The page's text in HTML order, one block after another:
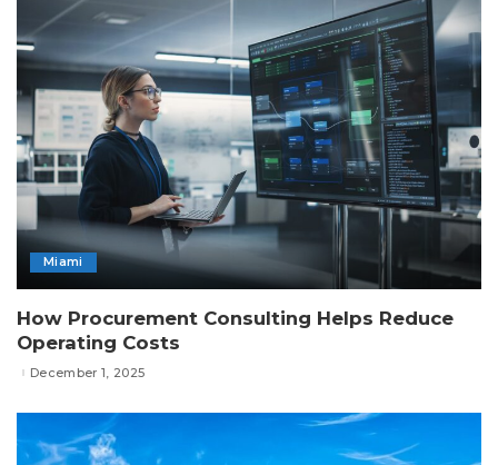
Miami
How Procurement Consulting Helps Reduce
Operating Costs
December 1, 2025